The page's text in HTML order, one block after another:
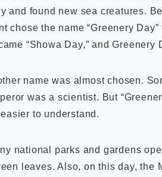
and found new sea creatures.
chose the name “Greenery
“Showa Day,” and Greenery
name was almost chosen.
was a scientist. But
to understand.
national parks and gardens
leaves. Also, on this day, the